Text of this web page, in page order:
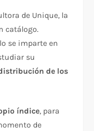
de Unique, la
catálogo.
se imparte en
su
de los
índice, para
de